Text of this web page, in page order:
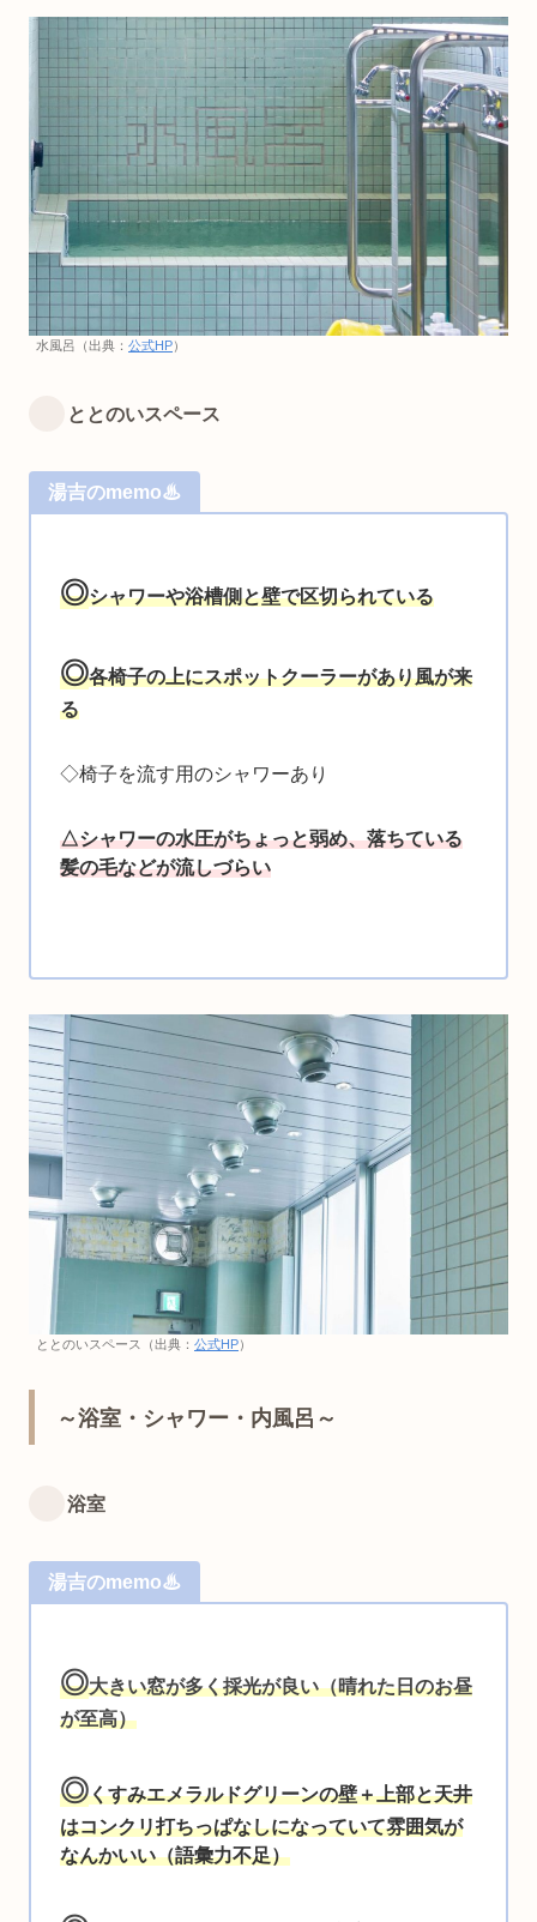
水風呂（出典： 公式HP）
ととのいスペース
湯吉のmemo♨
◎シャワーや浴槽側と壁で区切られている
◎各椅子の上にスポットクーラーがあり風が来
る
◇椅子を流す用のシャワーあり
△シャワーの水圧がちょっと弱め、落ちている
髪の毛などが流しづらい
ととのいスペース（出典： 公式HP）
～浴室・シャワー・内風呂～
浴室
湯吉のmemo♨
◎大きい窓が多く採光が良い（晴れた日のお昼
が至高）
◎くすみエメラルドグリーンの壁＋上部と天井
はコンクリ打ちっぱなしになっていて雰囲気が
なんかいい（語彙力不足）